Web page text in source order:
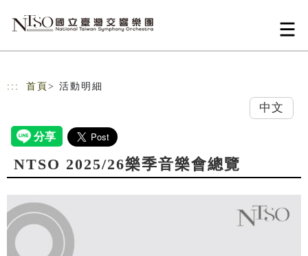
::: 首頁 > 活動明細
中文
NTSO 2025/26樂季音樂會總覽